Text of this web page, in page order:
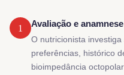
1 Avaliação e
O nutricionista
preferências, histórico
bioimpedância